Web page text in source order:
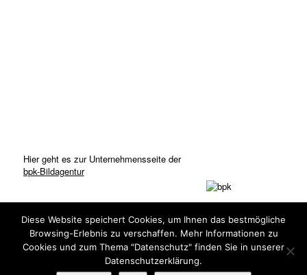
Hier geht es zur Unternehmensseite der
bpk-Bildagentur
© Copyright: bpk-Bildagentur 2020
Diese Website speichert Cookies, um Ihnen das bestmögliche
Browsing-Erlebnis zu verschaffen. Mehr Informationen zu
Cookies und zum Thema "Datenschutz" finden Sie in unserer
Datenschutzerklärung.